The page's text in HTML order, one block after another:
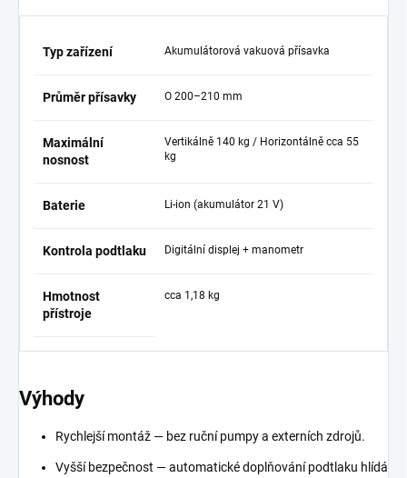
Typ zařízení Akumulátorová vakuová přísavka
Průměr přísavky O 200–210 mm
Maximální
nosnost
Vertikálně 140 kg / Horizontálně cca 55
kg
Baterie Li-ion (akumulátor 21 V)
Kontrola podtlaku Digitální displej + manometr
Hmotnost
přístroje
cca 1,18 kg
Výhody
Rychlejší montáž — bez ruční pumpy a externích zdrojů.
Vyšší bezpečnost — automatické doplňování podtlaku hlídá